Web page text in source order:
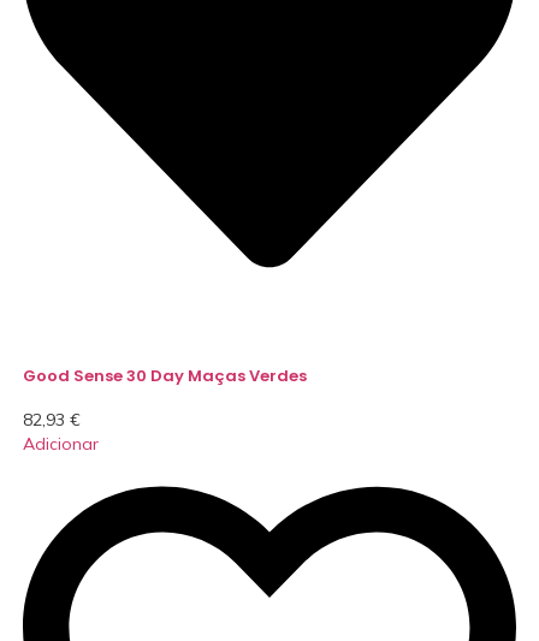
Good Sense 30 Day Maças Verdes
82,93 €
Adicionar